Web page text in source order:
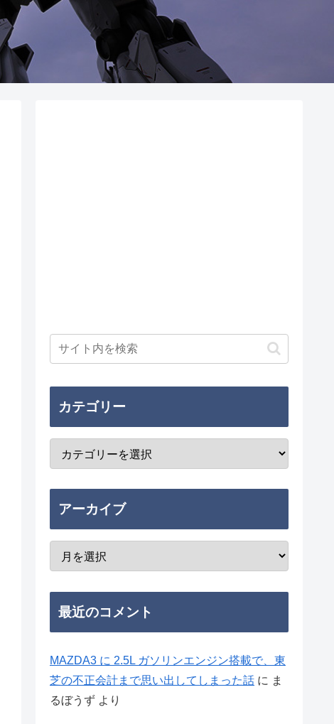
カテゴリー
アーカイブ
最近のコメント
MAZDA3 に 2.5L ガソリンエンジン搭載で、東
芝の不正会計まで思い出してしまった話 に ま
るぼうず より